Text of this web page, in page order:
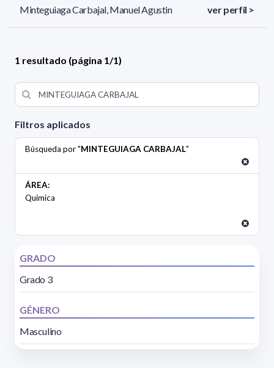
Filtros aplicados
Búsqueda por "MINTEGUIAGA CARBAJAL"
ÁREA:
Química
GRADO
Grado 3
GÉNERO
Masculino
Minteguiaga Carbajal, Manuel Agustin ver perfil >
1 resultado (página 1/1)